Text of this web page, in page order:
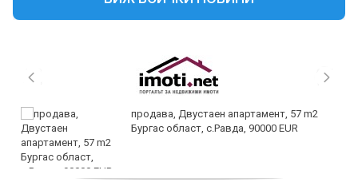
продава, Двустаен апартамент, 57 m2
Бургас област, с.Равда, 90000 EUR